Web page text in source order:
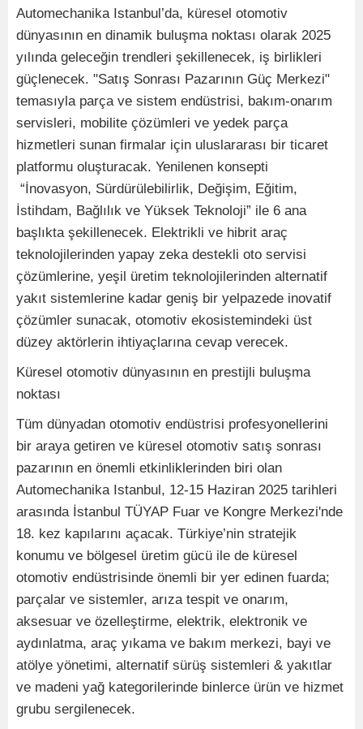
Automechanika Istanbul’da, küresel otomotiv
dünyasının en dinamik buluşma noktası olarak 2025
yılında geleceğin trendleri şekillenecek, iş birlikleri
güçlenecek. "Satış Sonrası Pazarının Güç Merkezi"
temasıyla parça ve sistem endüstrisi, bakım-onarım
servisleri, mobilite çözümleri ve yedek parça
hizmetleri sunan firmalar için uluslararası bir ticaret
platformu oluşturacak. Yenilenen konsepti
“İnovasyon, Sürdürülebilirlik, Değişim, Eğitim,
İstihdam, Bağlılık ve Yüksek Teknoloji” ile 6 ana
başlıkta şekillenecek. Elektrikli ve hibrit araç
teknolojilerinden yapay zeka destekli oto servisi
çözümlerine, yeşil üretim teknolojilerinden alternatif
yakıt sistemlerine kadar geniş bir yelpazede inovatif
çözümler sunacak, otomotiv ekosistemindeki üst
düzey aktörlerin ihtiyaçlarına cevap verecek.
Küresel otomotiv dünyasının en prestijli buluşma
noktası
Tüm dünyadan otomotiv endüstrisi profesyonellerini
bir araya getiren ve küresel otomotiv satış sonrası
pazarının en önemli etkinliklerinden biri olan
Automechanika Istanbul, 12-15 Haziran 2025 tarihleri
arasında İstanbul TÜYAP Fuar ve Kongre Merkezi'nde
18. kez kapılarını açacak. Türkiye’nin stratejik
konumu ve bölgesel üretim gücü ile de küresel
otomotiv endüstrisinde önemli bir yer edinen fuarda;
parçalar ve sistemler, arıza tespit ve onarım,
aksesuar ve özelleştirme, elektrik, elektronik ve
aydınlatma, araç yıkama ve bakım merkezi, bayi ve
atölye yönetimi, alternatif sürüş sistemleri & yakıtlar
ve madeni yağ kategorilerinde binlerce ürün ve hizmet
grubu sergilenecek.